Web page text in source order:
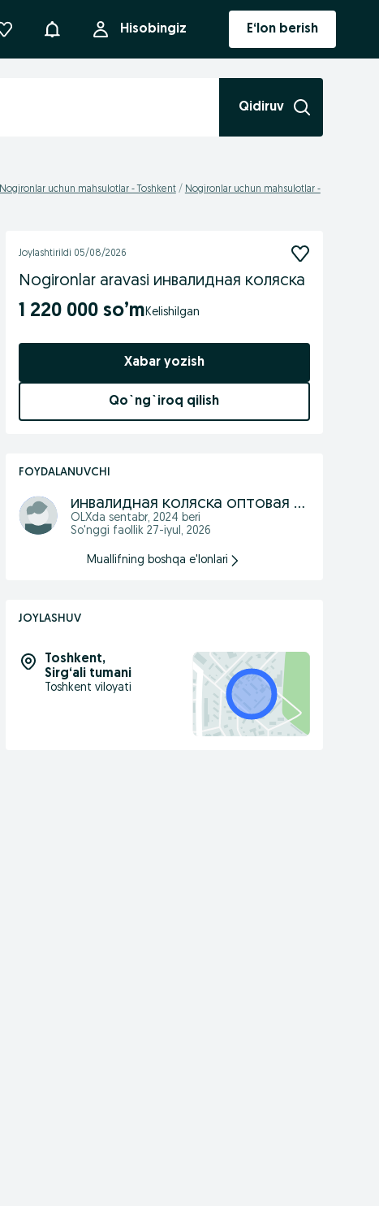
Bildirishnoma Hisobingiz E‘lon berish
Qidiruv
Nogironlar uchun mahsulotlar - Toshkent
Nogironlar uchun mahsulotlar -
Joylashtirildi 05/08/2026
Nogironlar aravasi инвалидная коляска
1 220 000 so’m
Xabar yozish
Qo`ng`iroq qilish
FOYDALANUVCHI
инвалидная коляска оптовая цена
OLXda sentabr, 2024 beri
So'nggi faollik 27-iyul, 2026
Muallifning boshqa e'lonlari
JOYLASHUV
Toshkent,
Sirg‘ali tumani
Toshkent viloyati